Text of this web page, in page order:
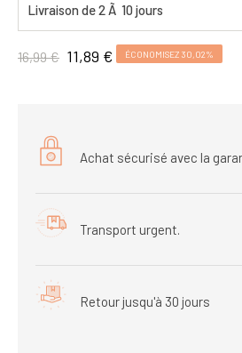
Livraison de 2 Ã 10 jours
16,99 € 11,89 € ÉCONOMISEZ 30,02%
Achat sécurisé avec la
Transport urgent.
Retour jusqu'à 30 jours